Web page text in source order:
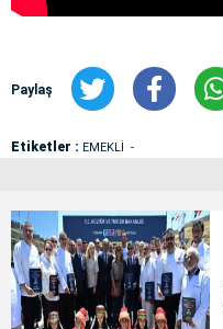
Paylaş
Etiketler : EMEKLİ